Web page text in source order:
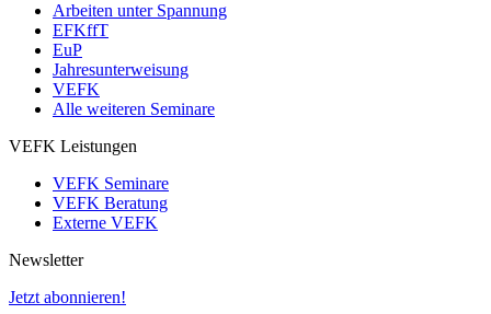
Arbeiten unter Spannung
EFKffT
EuP
Jahresunterweisung
VEFK
Alle weiteren Seminare
VEFK Leistungen
VEFK Seminare
VEFK Beratung
Externe VEFK
Newsletter
Jetzt abonnieren!